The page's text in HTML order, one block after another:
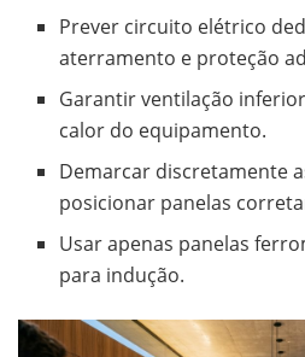
Prever circuito elétrico
aterramento e proteção
Garantir ventilação
calor do equipamento.
Demarcar discretamente
posicionar panelas
Usar apenas panelas
para indução.